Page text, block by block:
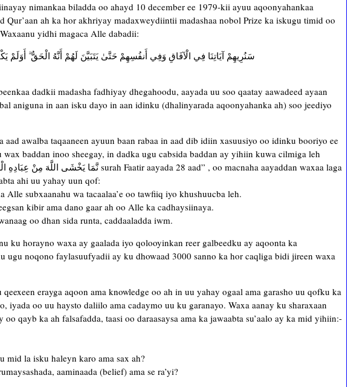
nimankaa biladda oo ahayd 10 december ee 1979-kii ayuu aqoonyahankaa
Qur’aan ah ka hor akhriyay madaxweydiintii madashaa nobol Prize ka iskugu timid oo
yidhi magaca Alle dabadii:
سَنُرِيهِمْ آيَاتِنَا فِي الْآفَاقِ وَفِي أَنفُسِهِمْ حَتَّىٰ يَتَبَيَّنَ لَهُمْ أَنَّهُ الْحَقُّ
dadkii madasha fadhiyay dhegahoodu, aayada uu soo qaatay aawadeed ayaan
aniguna in aan isku dayo in aan idinku (dhalinyarada aqoonyahanka ah) soo jeediyo
awalba taqaaneen ayuun baan rabaa in aad dib idiin xasuusiyo oo idinku booriyo ee
baddan inoo sheegay, in dadka ugu cabsida baddan ay yihiin kuwa cilmiga leh
ahi uu yahay uun qof:
Alle subxaanahu wa tacaalaa’e oo tawfiiq iyo khushuucba leh.
kibir ama dano gaar ah oo Alle ka cadhaysiinaya.
oo dhan sida runta, caddaaladda iwm.
ku horayno waxa ay gaalada iyo qolooyinkan reer galbeedku ay aqoonta ka
ugu noqono faylasuufyadii ay ku dhowaad 3000 sanno ka hor caqliga bidi jireen waxa
erayga aqoon ama knowledge oo ah in uu yahay ogaal ama garasho uu qofku ka
iyada oo uu haysto daliilo ama cadaymo uu ku garanayo. Waxa aanay ku sharaxaan
qayb ka ah falsafadda, taasi oo daraasaysa ama ka jawaabta su’aalo ay ka mid yihiin:-
mid la isku haleyn karo ama sax ah?
aaminaada (belief) ama se ra’yi?